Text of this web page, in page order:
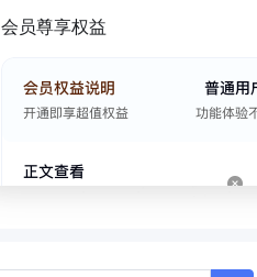
会员尊享权益